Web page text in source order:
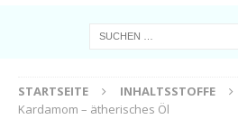
STARTSEITE INHALTSSTOFFE
Kardamom – ätherisches Öl